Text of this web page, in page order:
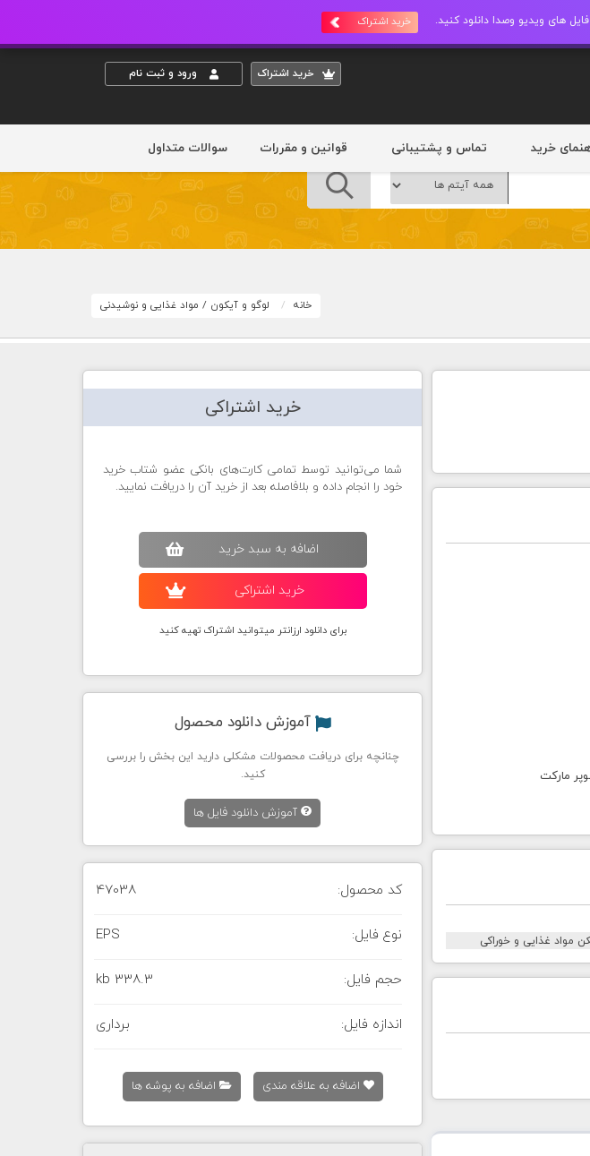
خرید اشتراک
خريد اشتراک ورود و ثبت نام
خرید تماس و پشتیبانی قوانین و مقررات سوالات متداول
خانه لوگو و آیکون / مواد غذایی و نوشیدنی
مارکت
خرید اشتراکی
شما می‌توانید توسط تمامی کارت‌های بانکی عضو شتاب خرید
خود را انجام داده و بلافاصله بعد از خرید آن را دریافت نمایید.
اضافه به سبد خريد
خريد اشتراکی
برای دانلود ارزانتر میتوانید اشتراک تهیه کنید
آموزش دانلود محصول
چنانچه برای دریافت محصولات مشکلی دارید این بخش را بررسی
کنید.
آموزش دانلود فایل ها
کد محصول: 47038
نوع فایل: EPS
حجم فایل: 338.3 kb
اندازه فایل: برداری
اضافه به علاقه مندی اضافه به پوشه ها